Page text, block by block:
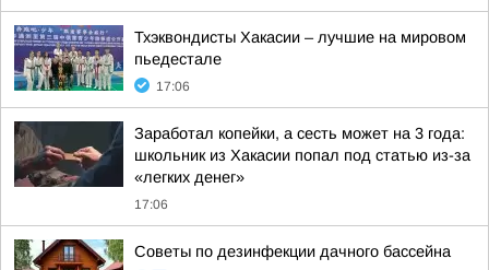
Тхэквондисты Хакасии – лучшие на мировом
пьедестале
17:06
Заработал копейки, а сесть может на 3 года:
школьник из Хакасии попал под статью из-за
«легких денег»
17:06
Советы по дезинфекции дачного бассейна